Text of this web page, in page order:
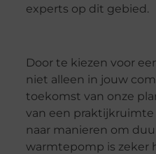
experts op dit gebied.
Door te kiezen voor
niet alleen in jouw
toekomst van onze
van een
naar manieren om
warmtepomp is zeker